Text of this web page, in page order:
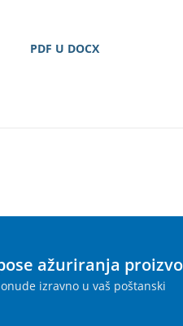
PDF U DOCX
ažuriranja
izravno u vaš poštanski